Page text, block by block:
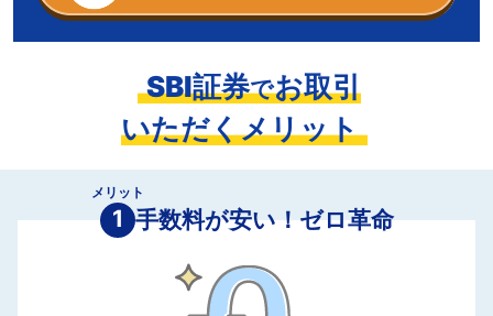
SBI証券でお取引
いただくメリット
メリット
1 手数料が安い！ゼロ革命